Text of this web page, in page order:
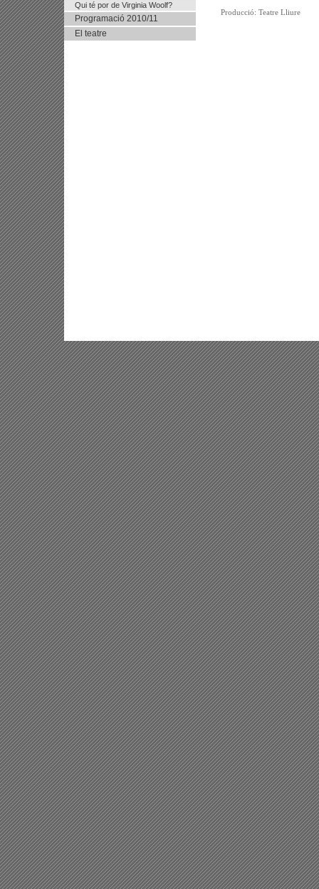
Qui té por de Virginia Woolf?
Programació 2010/11
El teatre
Producció: Teatre Lliure